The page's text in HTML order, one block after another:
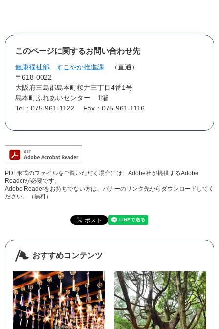
このページに関するお問い合わせ先
健康福祉部 すこやか推進課
直通
〒618-0022
大阪府三島郡島本町桜井三丁目4番1号
島本町ふれあいセンター 1階
Tel：075-961-1122
Fax：075-961-1116
PDF形式のファイルをご覧いただく場合には、Adobe社が提供するAdobe
Readerが必要です。
Adobe Readerをお持ちでない方は、バナーのリンク先からダウンロードしてく
ださい。（無料）
おすすめコンテンツ